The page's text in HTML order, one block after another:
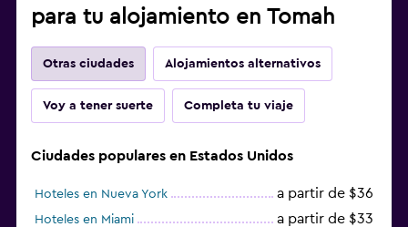
para tu alojamiento en Tomah
Otras ciudades Alojamientos alternativos
Voy a tener suerte Completa tu viaje
Ciudades populares en Estados Unidos
Hoteles en Nueva York a partir de $36
Hoteles en Miami a partir de $33